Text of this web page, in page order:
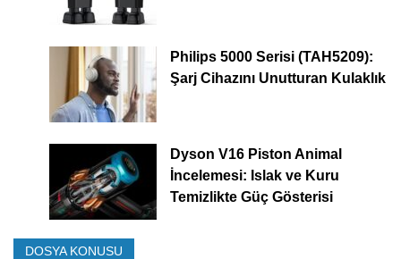
Philips 5000 Serisi (TAH5209):
Şarj Cihazını Unutturan Kulaklık
Dyson V16 Piston Animal
İncelemesi: Islak ve Kuru
Temizlikte Güç Gösterisi
DOSYA KONUSU